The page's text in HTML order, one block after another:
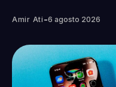
Amir Ati -6 agosto 2026